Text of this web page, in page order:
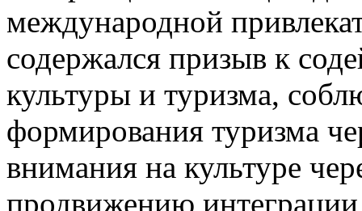
международной
содержался призыв к
культуры и туризма,
формирования туризма
внимания на культуре
продвижению